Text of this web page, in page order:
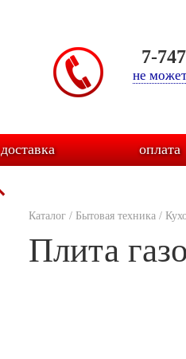
7-
не
доставка оплата
Каталог / Бытовая техника /
Плита